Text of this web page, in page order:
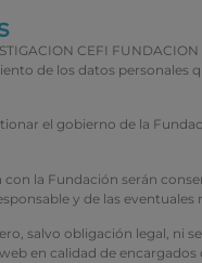
CEFI
de los datos
el gobierno de la
la Fundación serán
y de las
salvo obligación legal, ni
en calidad de